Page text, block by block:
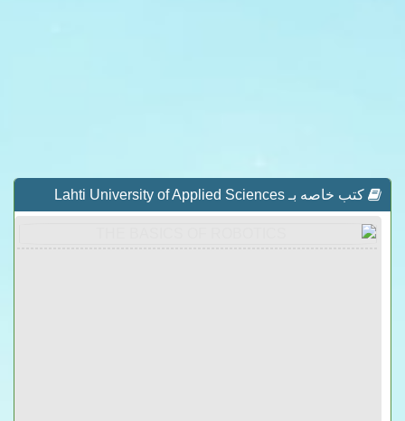
كتب خاصه بـ Lahti University of Applied Sciences